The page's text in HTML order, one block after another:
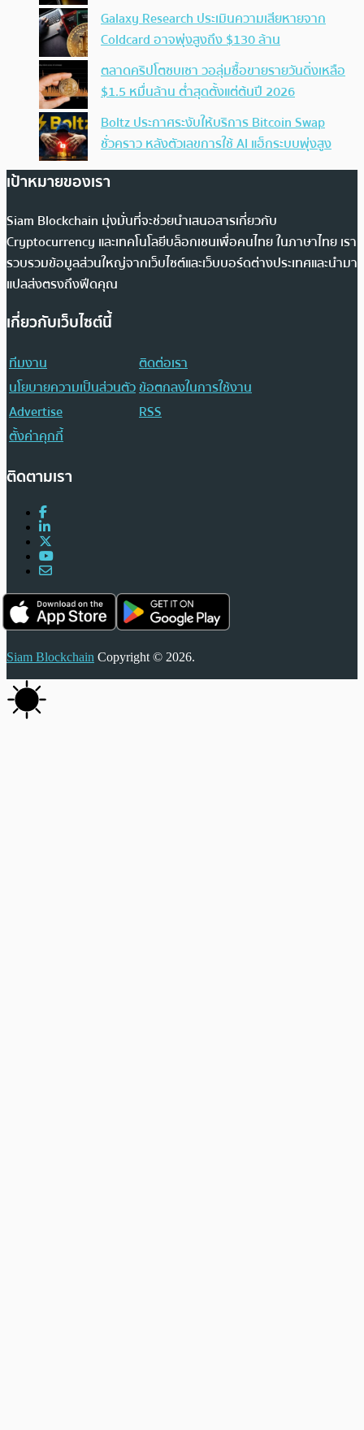
Galaxy Research ประเมินความเสียหายจาก
Coldcard อาจพุ่งสูงถึง $130 ล้าน
ตลาดคริปโตซบเซา วอลุ่มซื้อขายรายวันดิ่งเหลือ
$1.5 หมื่นล้าน ต่ำสุดตั้งแต่ต้นปี 2026
Boltz ประกาศระงับให้บริการ Bitcoin Swap
ชั่วคราว หลังตัวเลขการใช้ AI แฮ็กระบบพุ่งสูง
เป้าหมายของเรา
Siam Blockchain มุ่งมั่นที่จะช่วยนำเสนอสารเกี่ยวกับ
Cryptocurrency และเทคโนโลยีบล็อกเชนเพื่อคนไทย ในภาษาไทย เรา
รวบรวมข้อมูลส่วนใหญ่จากเว็บไซต์และเว็บบอร์ดต่างประเทศและนำมา
แปลส่งตรงถึงฟีดคุณ
เกี่ยวกับเว็บไซต์นี้
ทีมงาน
ติดต่อเรา
นโยบายความเป็นส่วนตัวข้อตกลงในการใช้งาน
Advertise
RSS
ตั้งค่าคุกกี้
ติดตามเรา
Siam Blockchain Copyright © 2026.